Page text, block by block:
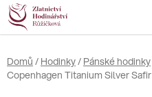
Přejít
na
obsah
Domů / Hodinky/ Pánské hodinky
Copenhagen Titanium Silver Safir